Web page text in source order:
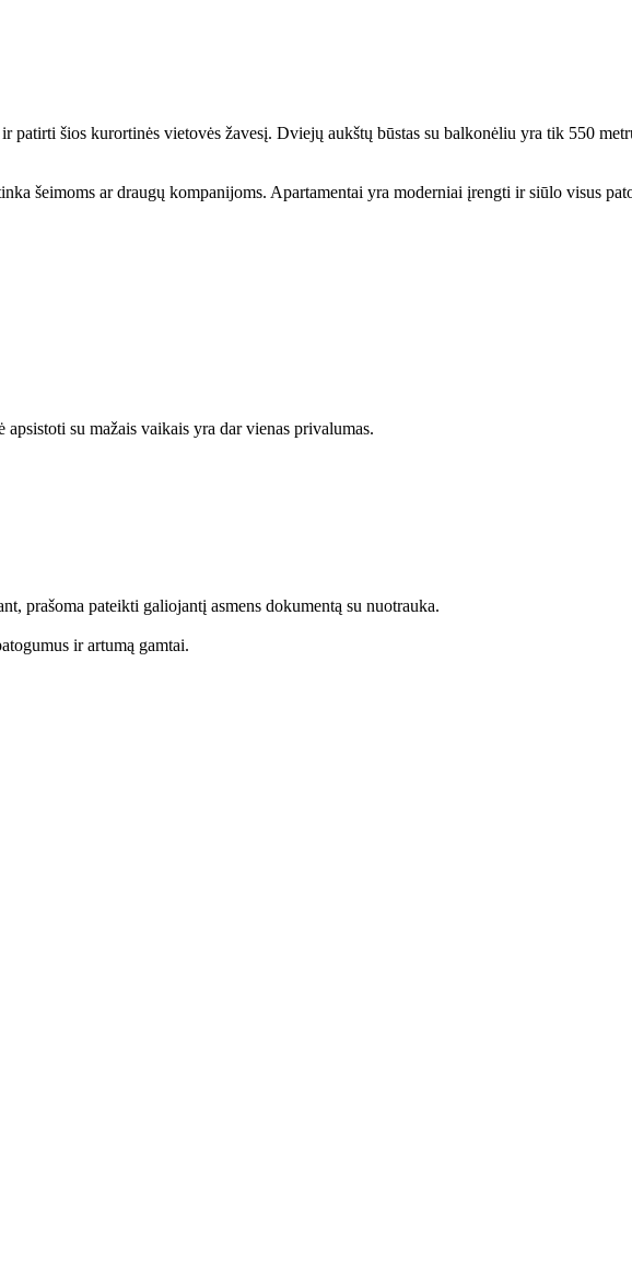
patirti šios kurortinės vietovės žavesį. Dviejų aukštų būstas su balkonėliu yra tik 550
šeimoms ar draugų kompanijoms. Apartamentai yra moderniai įrengti ir siūlo visus
su mažais vaikais yra dar vienas privalumas.
prašoma pateikti galiojantį asmens dokumentą su nuotrauka.
ir artumą gamtai.